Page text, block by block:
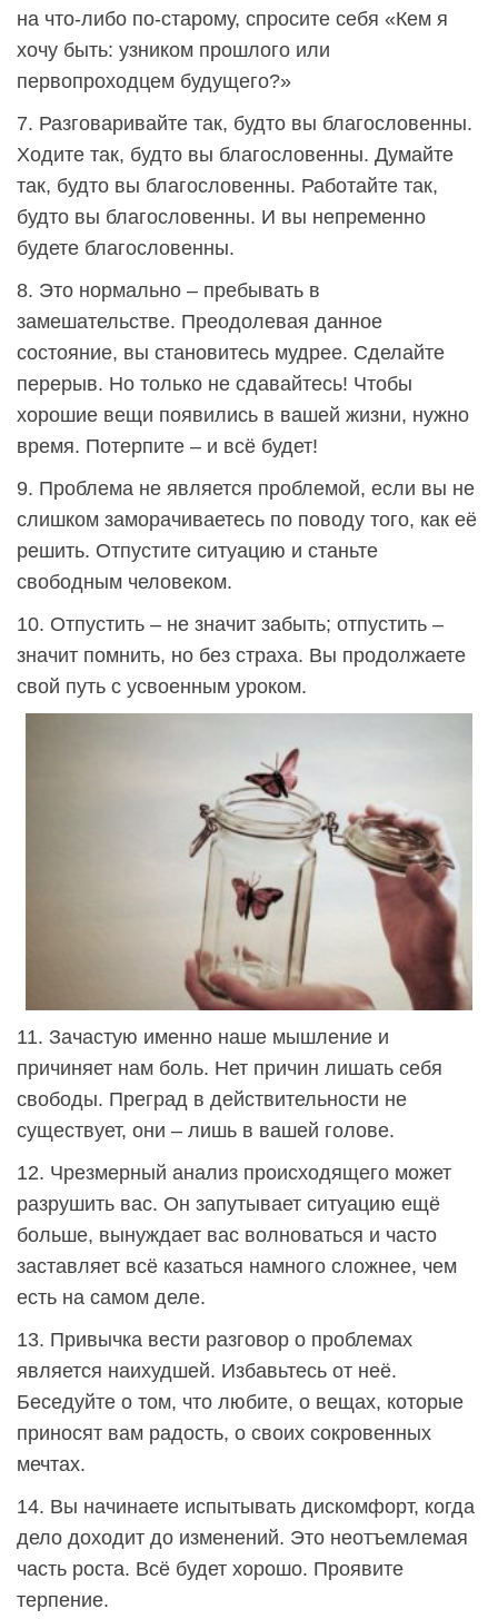
на что-либо по-старому, спросите себя «Кем я
хочу быть: узником прошлого или
первопроходцем будущего?»
7. Разговаривайте так, будто вы благословенны.
Ходите так, будто вы благословенны. Думайте
так, будто вы благословенны. Работайте так,
будто вы благословенны. И вы непременно
будете благословенны.
8. Это нормально – пребывать в
замешательстве. Преодолевая данное
состояние, вы становитесь мудрее. Сделайте
перерыв. Но только не сдавайтесь! Чтобы
хорошие вещи появились в вашей жизни, нужно
время. Потерпите – и всё будет!
9. Проблема не является проблемой, если вы не
слишком заморачиваетесь по поводу того, как её
решить. Отпустите ситуацию и станьте
свободным человеком.
10. Отпустить – не значит забыть; отпустить –
значит помнить, но без страха. Вы продолжаете
свой путь с усвоенным уроком.
11. Зачастую именно наше мышление и
причиняет нам боль. Нет причин лишать себя
свободы. Преград в действительности не
существует, они – лишь в вашей голове.
12. Чрезмерный анализ происходящего может
разрушить вас. Он запутывает ситуацию ещё
больше, вынуждает вас волноваться и часто
заставляет всё казаться намного сложнее, чем
есть на самом деле.
13. Привычка вести разговор о проблемах
является наихудшей. Избавьтесь от неё.
Беседуйте о том, что любите, о вещах, которые
приносят вам радость, о своих сокровенных
мечтах.
14. Вы начинаете испытывать дискомфорт, когда
дело доходит до изменений. Это неотъемлемая
часть роста. Всё будет хорошо. Проявите
терпение.